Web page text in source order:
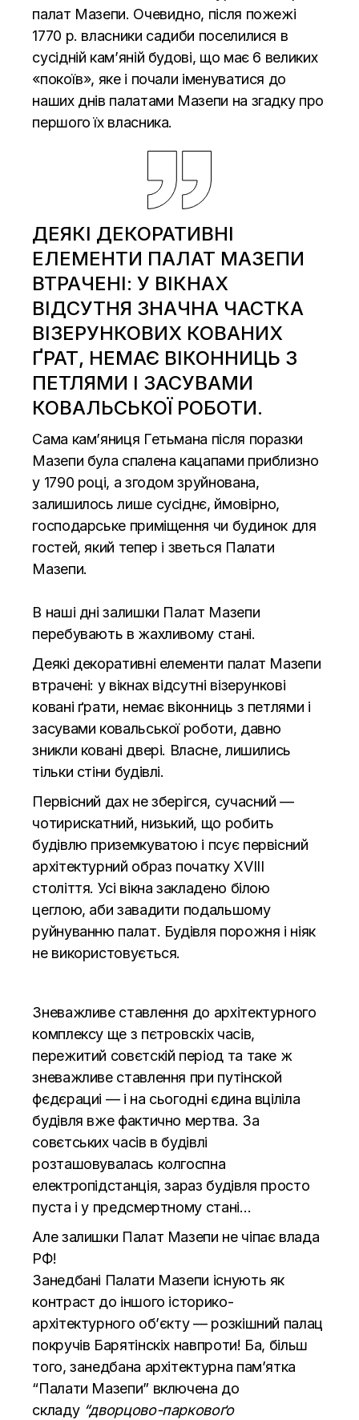
палат Мазепи. Очевидно, після пожежі
1770 р. власники садиби поселилися в
сусідній кам’яній будові, що має 6 великих
«покоїв», яке і почали іменуватися до
наших днів палатами Мазепи на згадку про
першого їх власника.
ДЕЯКІ ДЕКОРАТИВНІ
ЕЛЕМЕНТИ ПАЛАТ МАЗЕПИ
ВТРАЧЕНІ: У ВІКНАХ
ВІДСУТНЯ ЗНАЧНА ЧАСТКА
ВІЗЕРУНКОВИХ КОВАНИХ
ҐРАТ, НЕМАЄ ВІКОННИЦЬ З
ПЕТЛЯМИ І ЗАСУВАМИ
КОВАЛЬСЬКОЇ РОБОТИ.
Сама кам’яниця Гетьмана після поразки
Мазепи була спалена кацапами приблизно
у 1790 році, а згодом зруйнована,
залишилось лише сусіднє, ймовірно,
господарське приміщення чи будинок для
гостей, який тепер і зветься Палати
Мазепи.
В наші дні залишки Палат Мазепи
перебувають в жахливому стані.
Деякі декоративні елементи палат Мазепи
втрачені: у вікнах відсутні візерункові
ковані ґрати, немає віконниць з петлями і
засувами ковальської роботи, давно
зникли ковані двері. Власне, лишились
тільки стіни будівлі.
Первісний дах не зберігся, сучасний —
чотирискатний, низький, що робить
будівлю приземкуватою і псує первісний
архітектурний образ початку XVIII
століття. Усі вікна закладено білою
цеглою, аби завадити подальшому
руйнуванню палат. Будівля порожня і ніяк
не використовується.
Зневажливе ставлення до архітектурного
комплексу ще з пєтровскіх часів,
пережитий совєтскій період та таке ж
зневажливе ставлення при путінской
фєдєрациі — і на сьогодні єдина вціліла
будівля вже фактично мертва. За
совєтських часів в будівлі
розташовувалась колгоспна
електропідстанція, зараз будівля просто
пуста і у предсмертному стані…
Але залишки Палат Мазепи не чіпає влада
РФ!
Занедбані Палати Мазепи існують як
контраст до іншого історико-
архітектурного об’єкту — розкішний палац
покручів Барятінскіх навпроти! Ба, більш
того, занедбана архітектурна пам’ятка
“Палати Мазепи” включена до
складу “дворцово-парковоґо